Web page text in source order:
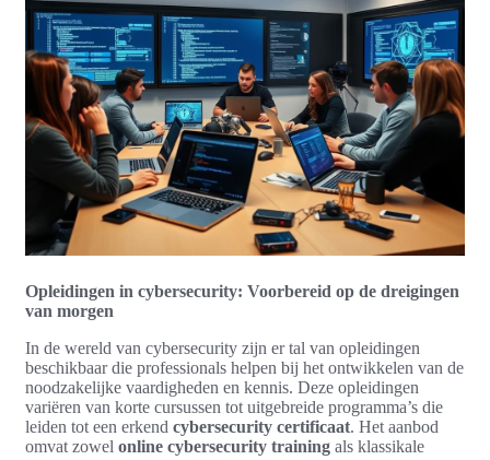
Opleidingen in cybersecurity: Voorbereid op de dreigingen
van morgen
In de wereld van cybersecurity zijn er tal van opleidingen
beschikbaar die professionals helpen bij het ontwikkelen van de
noodzakelijke vaardigheden en kennis. Deze opleidingen
variëren van korte cursussen tot uitgebreide programma’s die
leiden tot een erkend cybersecurity certificaat. Het aanbod
omvat zowel online cybersecurity training als klassikale